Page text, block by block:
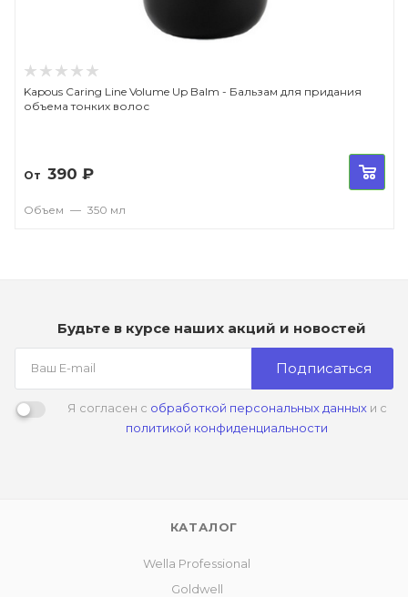
Kapous Caring Line Volume Up Balm - Бальзам для придания
объема тонких волос
От 390 ₽
Объем — 350 мл
Будьте в курсе наших акций и новостей
Подписаться
Я согласен с обработкой персональных данныхи с
политикой конфиденциальности
КАТАЛОГ
Wella Professional
Goldwell